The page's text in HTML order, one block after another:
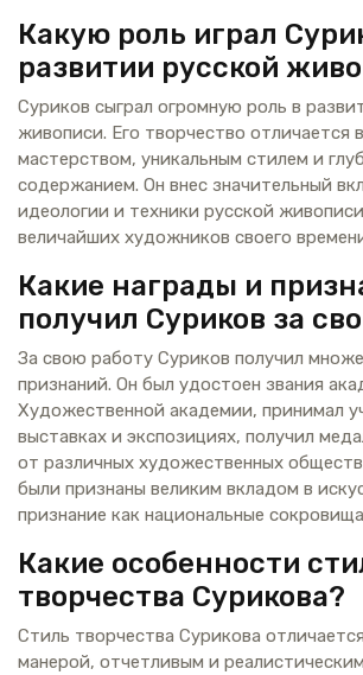
Какую роль играл
развитии русской
Суриков сыграл огромную роль в
живописи. Его творчество отличается
мастерством, уникальным стилем и
содержанием. Он внес значительный
идеологии и техники русской
величайших художников своего
Какие награды и
получил Суриков за
За свою работу Суриков получил
признаний. Он был удостоен звания
Художественной академии, принимал
выставках и экспозициях, получил
от различных художественных
были признаны великим вкладом в
признание как национальные
Какие особенности
творчества Сурикова?
Стиль творчества Сурикова
манерой, отчетливым и